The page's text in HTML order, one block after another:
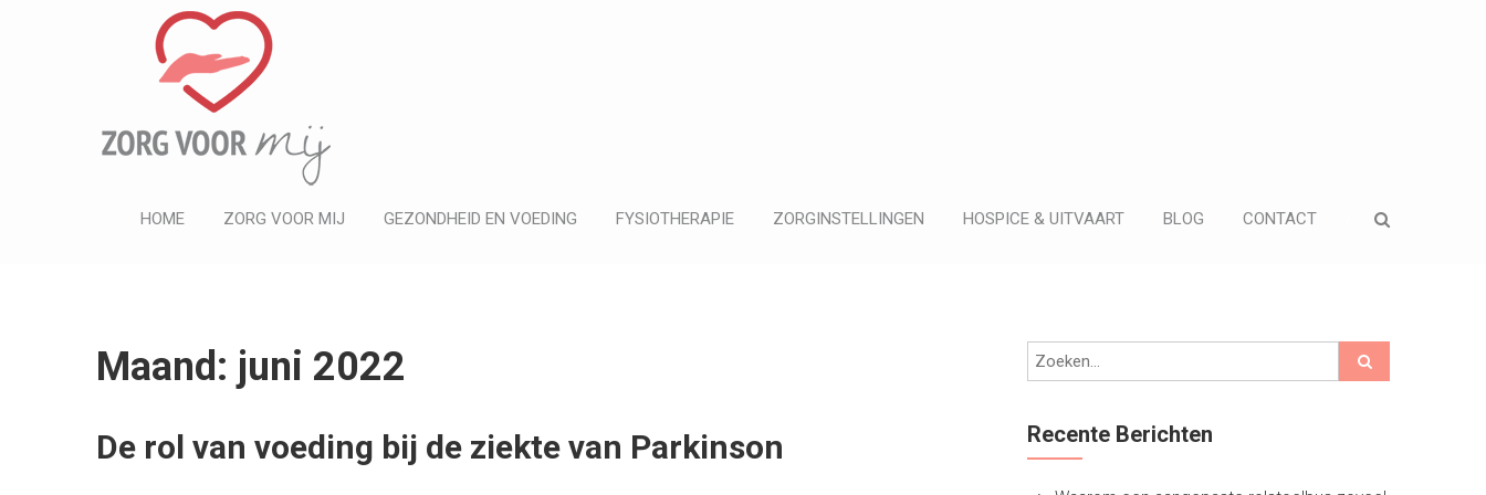
ZORG VOOR MIJ
HOME ZORG VOOR MIJ GEZONDHEID EN VOEDING FYSIOTHERAPIE ZORGINSTELLINGEN HOSPICE & UITVAART BLOG CONTACT
Maand: juni 2022
De rol van voeding bij de ziekte van Parkinson Recente Berichten